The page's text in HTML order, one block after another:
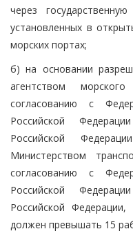
через
установленных в
морских портах;
б) на основании
агентством
согласованию с
Российской
Российской
Министерством
согласованию с
Российской
Российской
должен превышать 15